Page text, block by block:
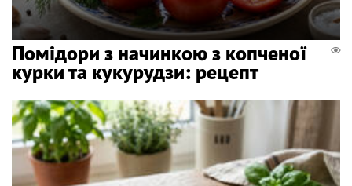
Помідори з начинкою з копченої
курки та кукурудзи: рецепт